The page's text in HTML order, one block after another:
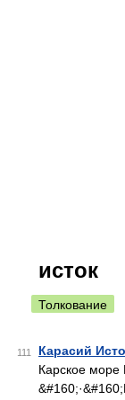
исток
Толкование
111 Карасий
Карское море